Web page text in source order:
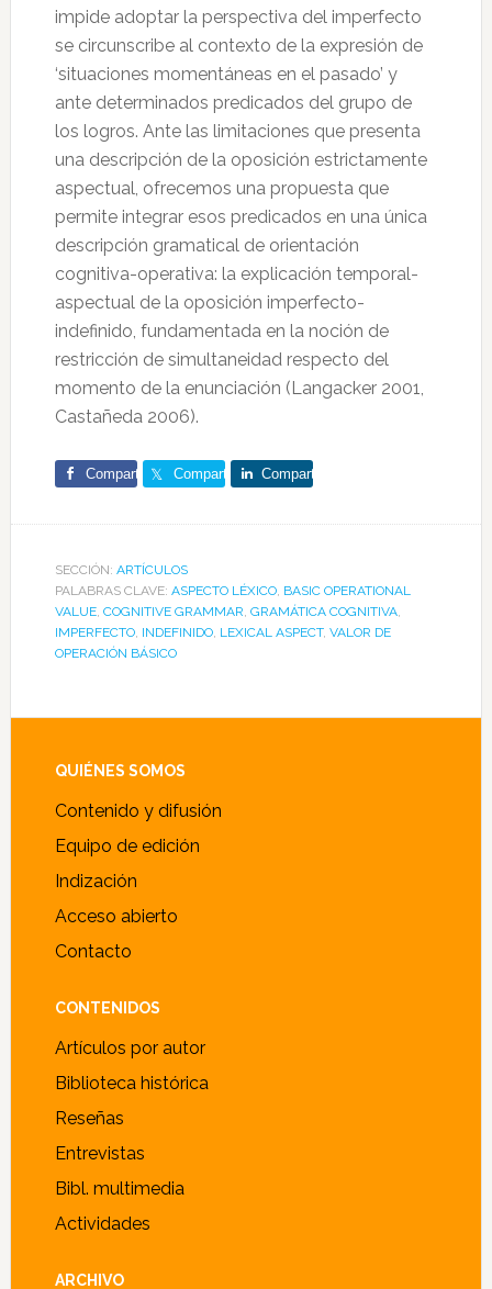
impide adoptar la perspectiva del imperfecto
se circunscribe al contexto de la expresión de
‘situaciones momentáneas en el pasado’ y
ante determinados predicados del grupo de
los logros. Ante las limitaciones que presenta
una descripción de la oposición estrictamente
aspectual, ofrecemos una propuesta que
permite integrar esos predicados en una única
descripción gramatical de orientación
cognitiva-operativa: la explicación temporal-
aspectual de la oposición imperfecto-
indefinido, fundamentada en la noción de
restricción de simultaneidad respecto del
momento de la enunciación (Langacker 2001,
Castañeda 2006).
Comparte Comparte Comparte
SECCIÓN: ARTÍCULOS
PALABRAS CLAVE: ASPECTO LÉXICO, BASIC OPERATIONAL
VALUE, COGNITIVE GRAMMAR, GRAMÁTICA COGNITIVA,
IMPERFECTO, INDEFINIDO, LEXICAL ASPECT, VALOR DE
OPERACIÓN BÁSICO
Footer
QUIÉNES SOMOS
Contenido y difusión
Equipo de edición
Indización
Acceso abierto
Contacto
CONTENIDOS
Artículos por autor
Biblioteca histórica
Reseñas
Entrevistas
Bibl. multimedia
Actividades
ARCHIVO